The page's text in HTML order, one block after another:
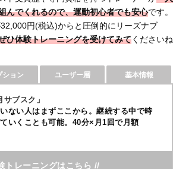
んでくれるので、運動初心者でも安心です。
円(税込)からと圧倒的にリーズナブ
ひ体験トレーニングを受けてみてくださいね
ション ユーザー層 基本情報
ブスク」
ない人はまずここから。継続する中で時
いくことも可能。40分×月1回で月額
トレーニングはこちら //